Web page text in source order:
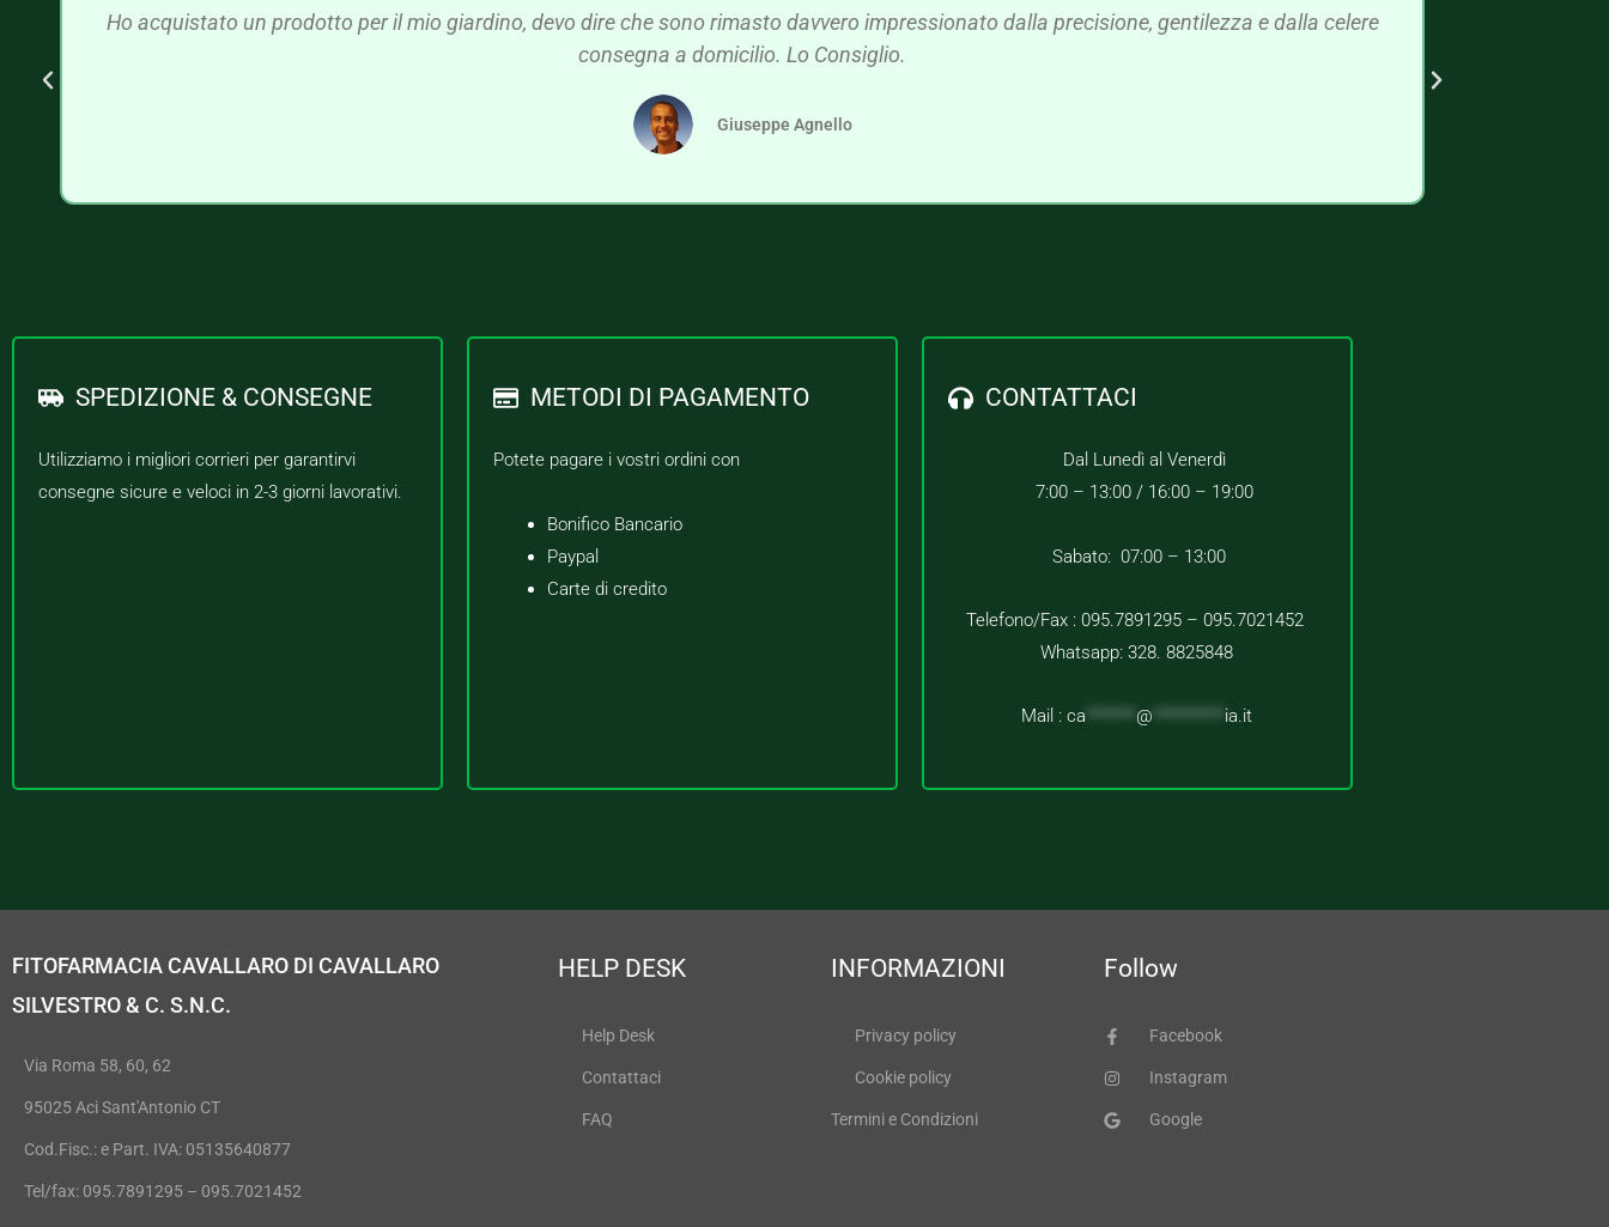
Ho acquistato un prodotto per il mio giardino, devo dire che sono rimasto davvero impressionato dalla precisione, gentilezza e dalla celere
consegna a domicilio. Lo Consiglio.
Giuseppe Agnello
SPEDIZIONE & CONSEGNE
Utilizziamo i migliori corrieri per garantirvi
consegne sicure e veloci in 2-3 giorni lavorativi.
METODI DI PAGAMENTO
Potete pagare i vostri ordini con
Bonifico Bancario
Paypal
Carte di credito
CONTATTACI
Dal Lunedì al Venerdì
7:00 – 13:00 / 16:00 – 19:00
Sabato: 07:00 – 13:00
Telefono/Fax : 095.7891295 – 095.7021452
Whatsapp: 328. 8825848
Mail :ca *******@ ia.it
FITOFARMACIA CAVALLARO DI CAVALLARO
SILVESTRO & C. S.N.C.
Via Roma 58, 60, 62
95025 Aci Sant'Antonio CT
Cod.Fisc.: e Part. IVA: 05135640877
Tel/fax: 095.7891295 – 095.7021452
HELP DESK
Help Desk
Contattaci
FAQ
INFORMAZIONI
Privacy policy
Cookie policy
Termini e Condizioni
Follow
Facebook
Instagram
Google